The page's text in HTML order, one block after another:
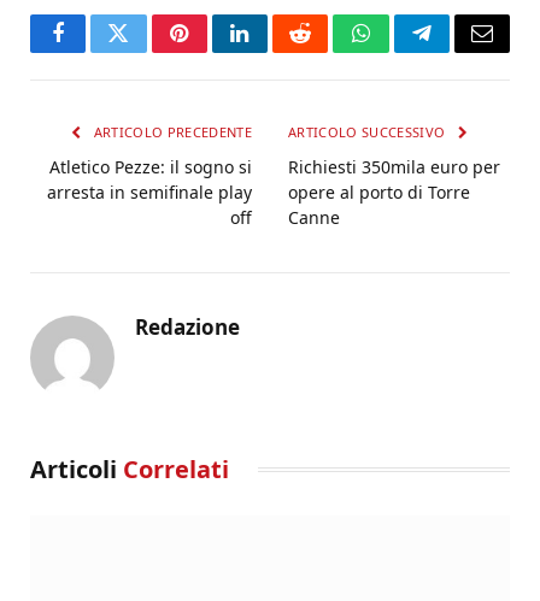
FacebookTwitterPinterestLinkedInRedditWhatsAppTelegramEmail
ARTICOLO PRECEDENTE
Atletico Pezze: il sogno si
arresta in semifinale play
off
ARTICOLO SUCCESSIVO
Richiesti 350mila euro per
opere al porto di Torre
Canne
Redazione
Articoli Correlati